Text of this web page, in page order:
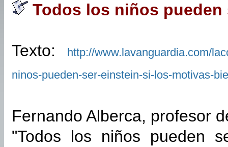
Todos los niños pueden
Texto:
http://www.lavanguardia.com/
ninos-pueden-ser-einstein-si-los-motivas-
Fernando Alberca, profesor
"Todos los niños pueden